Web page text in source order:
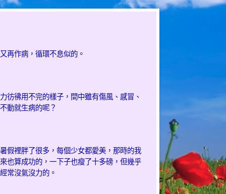
再作病，循環不息似的。
彷彿用不完的樣子，間中雖有傷風、感冒、
動就生病的呢？
假裡胖了很多，每個少女都愛美，那時的我
也算成功的，一下子也瘦了十多磅，但幾乎
常沒氣沒力的。